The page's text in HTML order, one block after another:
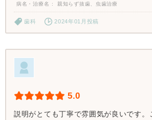
病名・治療名 親知らず抜歯、虫歯治療
歯科 2024年01月投稿
5.0
説明がとても丁寧で雰囲気が良いです。